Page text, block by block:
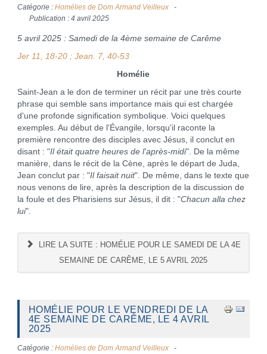
Catégorie : Homélies de Dom Armand Veilleux
Publication : 4 avril 2025
5 avril 2025 : Samedi de la 4ème semaine de Carême
Jer 11, 18-20 ; Jean. 7, 40-53
Homélie
Saint-Jean a le don de terminer un récit par une très courte
phrase qui semble sans importance mais qui est chargée
d'une profonde signification symbolique. Voici quelques
exemples. Au début de l'Évangile, lorsqu'il raconte la
première rencontre des disciples avec Jésus, il conclut en
disant : "Il était quatre heures de l'après-midi". De la même
manière, dans le récit de la Cène, après le départ de Juda,
Jean conclut par : "Il faisait nuit". De même, dans le texte que
nous venons de lire, après la description de la discussion de
la foule et des Pharisiens sur Jésus, il dit : "Chacun alla chez
lui".
LIRE LA SUITE : HOMÉLIE POUR LE SAMEDI DE LA 4E
SEMAINE DE CARÊME, LE 5 AVRIL 2025
HOMÉLIE POUR LE VENDREDI DE LA
4E SEMAINE DE CARÊME, LE 4 AVRIL
2025
Catégorie : Homélies de Dom Armand Veilleux